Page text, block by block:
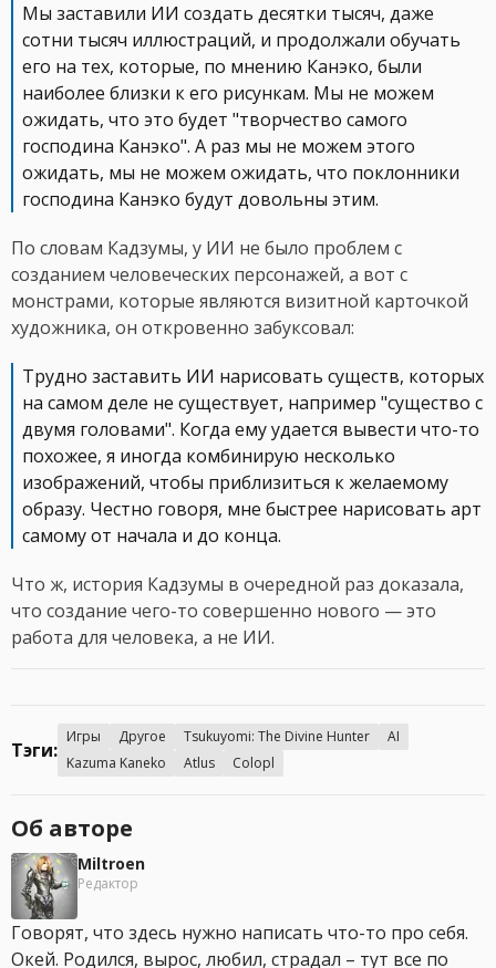
Мы заставили ИИ создать десятки тысяч, даже
сотни тысяч иллюстраций, и продолжали обучать
его на тех, которые, по мнению Канэко, были
наиболее близки к его рисункам. Мы не можем
ожидать, что это будет "творчество самого
господина Канэко". А раз мы не можем этого
ожидать, мы не можем ожидать, что поклонники
господина Канэко будут довольны этим.
По словам Кадзумы, у ИИ не было проблем с
созданием человеческих персонажей, а вот с
монстрами, которые являются визитной карточкой
художника, он откровенно забуксовал:
Трудно заставить ИИ нарисовать существ, которых
на самом деле не существует, например "существо с
двумя головами". Когда ему удается вывести что-то
похожее, я иногда комбинирую несколько
изображений, чтобы приблизиться к желаемому
образу. Честно говоря, мне быстрее нарисовать арт
самому от начала и до конца.
Что ж, история Кадзумы в очередной раз доказала,
что создание чего-то совершенно нового — это
работа для человека, а не ИИ.
Тэги:
Игры Другое Tsukuyomi: The Divine Hunter
AI
Kazuma Kaneko
Atlus Colopl
Об авторе
Miltroen
Редактор
Говорят, что здесь нужно написать что-то про себя.
Окей. Родился, вырос, любил, страдал – тут все по